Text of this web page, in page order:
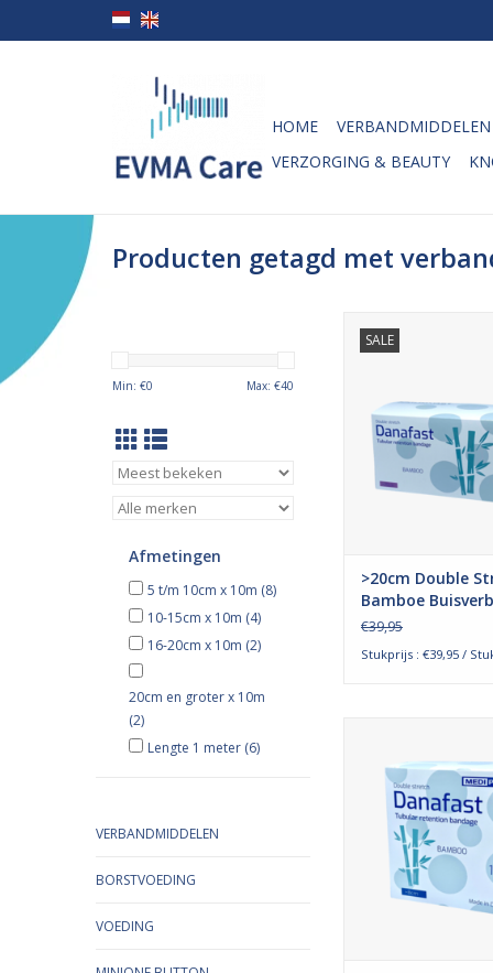
HOME VERBANDMIDDELEN
VERZORGING & BEAUTY
Producten getagd met
Min: €0 Max: €40
Afmetingen
5 t/m 10cm x 10m (8)
10-15cm x 10m (4)
16-20cm x 10m (2)
20cm en groter x 10m
(2)
Lengte 1 meter (6)
VERBANDMIDDELEN
BORSTVOEDING
VOEDING
SALE
stretch danafast
bijvoorbeeld
het worden
verbandfixatie en
TOEVOEGEN AAN
>20cm Double
Bamboe
Bovenlichaam
€39,95
Stukprijs : €39,95 /
wordt voornamelijk
voor
bijvoorbeeld
het worden
verbandfixatie en
TOEVOEGEN AAN